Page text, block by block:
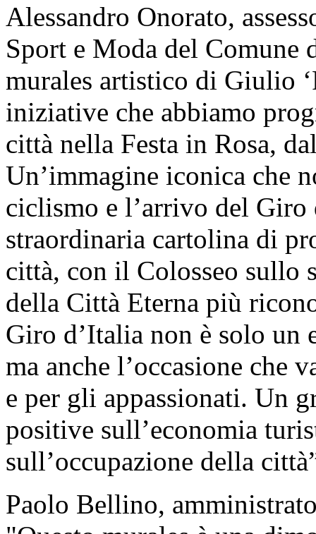
Alessandro Onorato,
Sport e Moda del Comune
murales artistico di Giulio
iniziative che abbiamo
città nella Festa in Rosa,
Un’immagine iconica che
ciclismo e l’arrivo del Giro
straordinaria cartolina di
città, con il Colosseo sullo
della Città Eterna più
Giro d’Italia non è solo un
ma anche l’occasione che
e per gli appassionati. Un
positive sull’economia
sull’occupazione della
Paolo Bellino,